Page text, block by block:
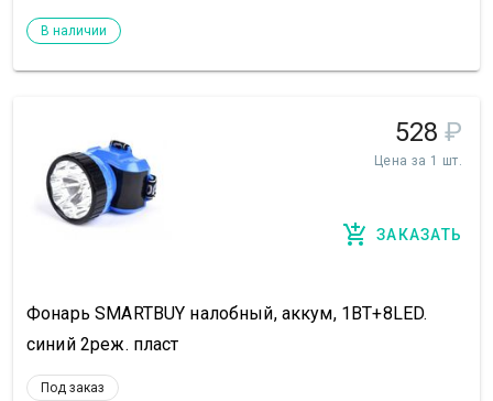
В наличии
528 ₽
Цена за 1 шт.
ЗАКАЗАТЬ
Фонарь SMARTBUY налобный, аккум, 1ВТ+8LED.
синий 2реж. пласт
Под заказ